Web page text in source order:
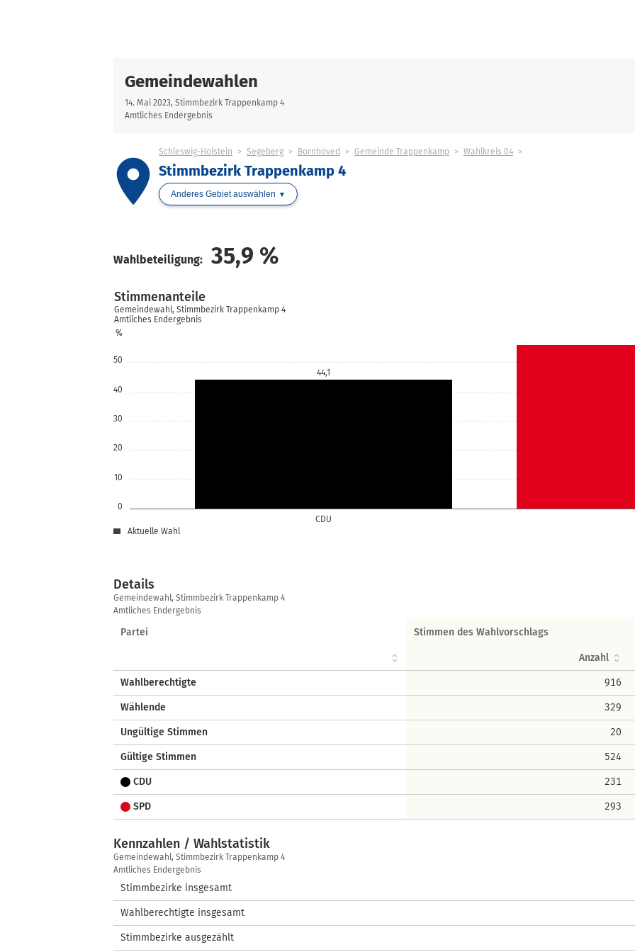
Gemeindewahlen
14. Mai 2023, Stimmbezirk Trappenkamp 4
Amtliches Endergebnis
place
Schleswig-Holstein Segeberg Bornhöved Gemeinde Trappenkamp Wahlkreis 04
Stimmbezirk Trappenkamp 4
Anderes Gebiet auswählen
Wahlbeteiligung: 35,9 %
0
10
20
30
40
50
%
CDU
44,1
Stimmenanteile
Gemeindewahl, Stimmbezirk Trappenkamp 4
Amtliches Endergebnis
Aktuelle Wahl
Details
Details
Gemeindewahl, Stimmbezirk Trappenkamp 4
Amtliches Endergebnis
Partei Stimmen des Wahlvorschlags
Anzahl
Wahlberechtigte 916
Wählende 329
Ungültige Stimmen 20
Gültige Stimmen 524
CDU 231
SPD 293
Kennzahlen / Wahlstatistik
Kennzahlen
/
Wahlstatistik
Gemeindewahl, Stimmbezirk Trappenkamp 4
Amtliches Endergebnis
Stimmbezirke insgesamt
Wahlberechtigte insgesamt
Stimmbezirke ausgezählt